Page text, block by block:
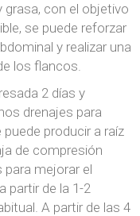
grasa, con el objetivo
se puede reforzar
y realizar una
los flancos.
2 días y
drenajes para
producir a raíz
de compresión
mejorar el
partir de la 1-2
A partir de las 4